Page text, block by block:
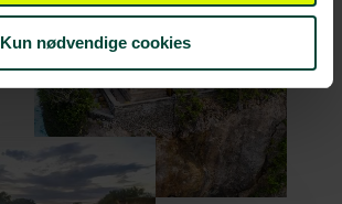
Kun nødvendige cookies